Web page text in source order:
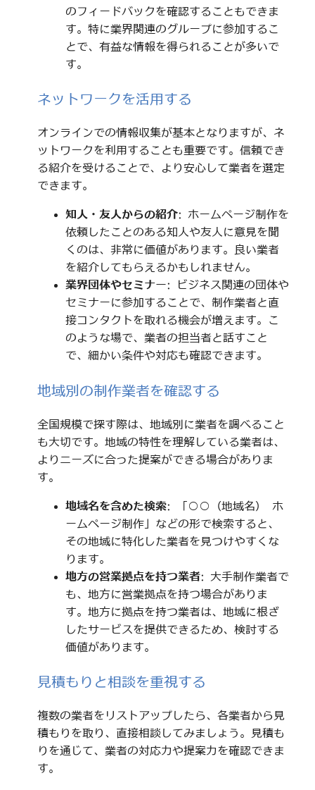
のフィードバックを確認することもできま
す。特に業界関連のグループに参加するこ
とで、有益な情報を得られることが多いで
す。
ネットワークを活用する
オンラインでの情報収集が基本となりますが、ネ
ットワークを利用することも重要です。信頼でき
る紹介を受けることで、より安心して業者を選定
できます。
知人・友人からの紹介: ホームページ制作を
依頼したことのある知人や友人に意見を聞
くのは、非常に価値があります。良い業者
を紹介してもらえるかもしれません。
業界団体やセミナー: ビジネス関連の団体や
セミナーに参加することで、制作業者と直
接コンタクトを取れる機会が増えます。こ
のような場で、業者の担当者と話すこと
で、細かい条件や対応も確認できます。
地域別の制作業者を確認する
全国規模で探す際は、地域別に業者を調べること
も大切です。地域の特性を理解している業者は、
よりニーズに合った提案ができる場合がありま
す。
地域名を含めた検索: 「○○（地域名） ホ
ームページ制作」などの形で検索すると、
その地域に特化した業者を見つけやすくな
ります。
地方の営業拠点を持つ業者: 大手制作業者で
も、地方に営業拠点を持つ場合がありま
す。地方に拠点を持つ業者は、地域に根ざ
したサービスを提供できるため、検討する
価値があります。
見積もりと相談を重視する
複数の業者をリストアップしたら、各業者から見
積もりを取り、直接相談してみましょう。見積も
りを通じて、業者の対応力や提案力を確認できま
す。